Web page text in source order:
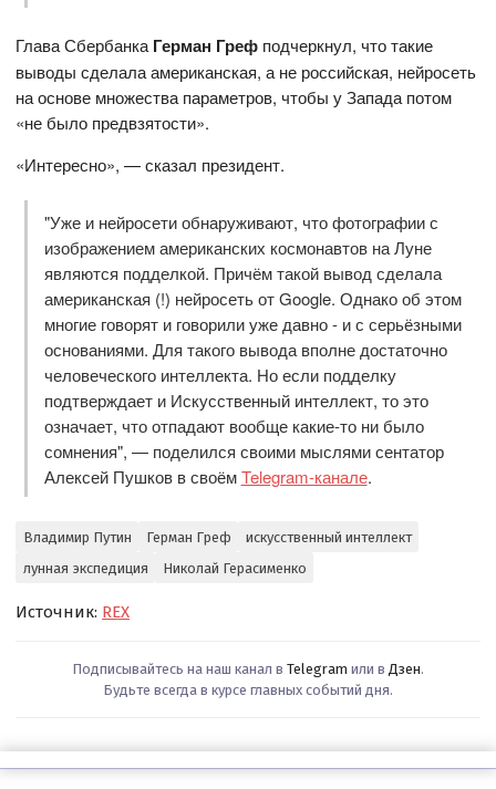
Глава Сбербанка Герман Греф подчеркнул, что такие
выводы сделала американская, а не российская, нейросеть
на основе множества параметров, чтобы у Запада потом
«не было предвзятости».
«Интересно», — сказал президент.
"Уже и нейросети обнаруживают, что фотографии с
изображением американских космонавтов на Луне
являются подделкой. Причём такой вывод сделала
американская (!) нейросеть от Google. Однако об этом
многие говорят и говорили уже давно - и с серьёзными
основаниями. Для такого вывода вполне достаточно
человеческого интеллекта. Но если подделку
подтверждает и Искусственный интеллект, то это
означает, что отпадают вообще какие-то ни было
сомнения", — поделился своими мыслями сентатор
Алексей Пушков в своёмTelegram-канале.
Владимир Путин Герман Греф
искусственный интеллект
лунная экспедиция
Николай Герасименко
Источник: REX
Подписывайтесь на наш канал в Telegram или в Дзен.
Будьте всегда в курсе главных событий дня.